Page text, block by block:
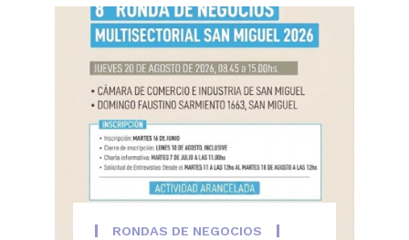
RONDAS DE NEGOCIOS